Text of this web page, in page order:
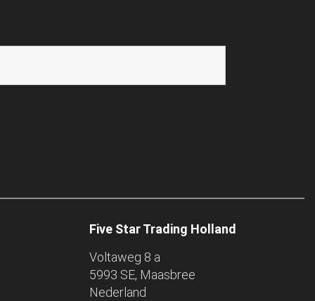
Five Star Trading Holland
Voltaweg 8 a
5993 SE, Maasbree
Nederland